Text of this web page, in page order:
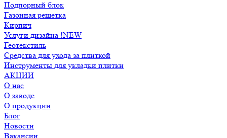
Подпорный блок
Газонная решетка
Кирпич
Услуги дизайна !NEW
Геотекстиль
Средства для ухода за плиткой
Инструменты для укладки плитки
АКЦИИ
О нас
О заводе
О продукции
Блог
Новости
Вакансии